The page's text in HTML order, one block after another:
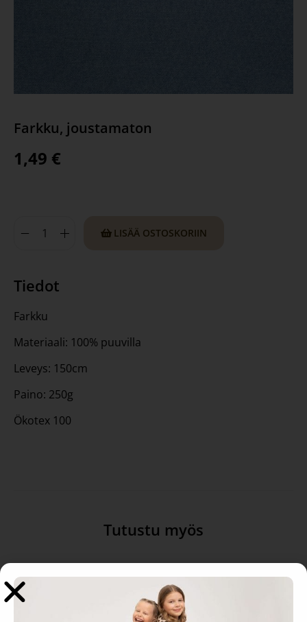
Farkku, joustamaton
1,49 €
LISÄÄ OSTOSKORIIN
Tiedot
Farkku
Materiaali: 100% puuvilla
Leveys: 150cm
Paino: 250g
Ökotex 100
Tutustu myös